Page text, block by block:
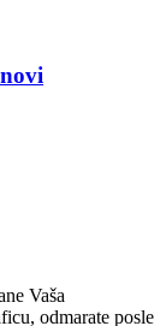
Vaša
odmarate posle